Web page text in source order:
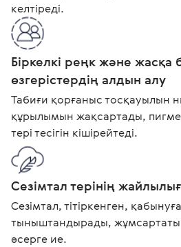
келтіреді.
Біркелкі реңк және жасқа
өзгерістердің алдын алу
Табиғи қорғаныс тосқауылын
құрылымын жақсартады,
тері тесігін кішірейтеді.
Сезімтал терінің
Сезімтал, тітіркенген,
тыныштандырады,
әсерге ие.